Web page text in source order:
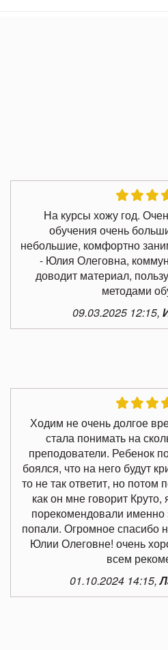
На курсы хожу год.
обучения очень
небольшие, комфортно
- Юлия Олеговна,
доводит материал,
методами
09.03.2025 12:15,
Ходим не очень долгое
стала понимать на
преподователи. Ребенок
боялся, что на него будут
то не так ответит, но потом
как он мне говорит
порекомендовали именно
попали. Огромное спасибо
Юлии Олеговне! очень
всем
01.10.2024 14:15,